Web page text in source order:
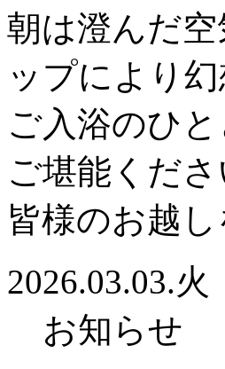
朝は澄んだ
ップにより
ご入浴のひ
ご堪能くださ
皆様のお越
2026.03.03.火
お知らせ